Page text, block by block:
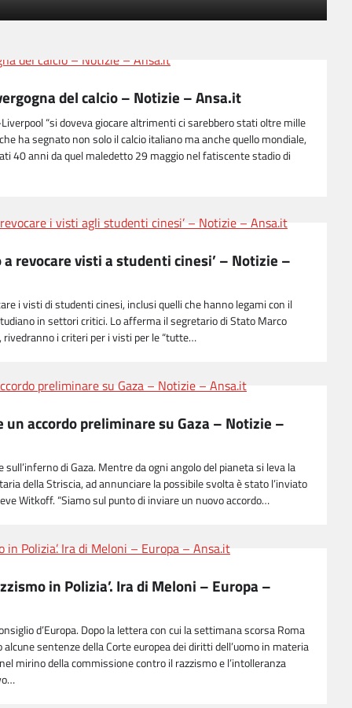
5
L’ira di Trump sull’arsenale a
6
L’omaggio di Mattarella e il
Milo Manara – Notizie –
Ansa.it
del calcio – Notizie – Ansa.it
“si doveva giocare altrimenti ci sarebbero stati oltre mille
ha segnato non solo il calcio italiano ma anche quello mondiale,
40 anni da quel maledetto 29 maggio nel fatiscente stadio di
a revocare visti a studenti cinesi’ – Notizie –
i visti di studenti cinesi, inclusi quelli che hanno legami con il
in settori critici. Lo afferma il segretario di Stato Marco
rivedranno i criteri per i visti per le “tutte…
un accordo preliminare su Gaza – Notizie –
di Gaza. Mentre da ogni angolo del pianeta si leva la
della Striscia, ad annunciare la possibile svolta è stato l’inviato
Witkoff. “Siamo sul punto di inviare un nuovo accordo…
in Polizia’. Ira di Meloni – Europa –
d’Europa. Dopo la lettera con cui la settimana scorsa Roma
sentenze della Corte europea dei diritti dell’uomo in materia
mirino della commissione contro il razzismo e l’intolleranza